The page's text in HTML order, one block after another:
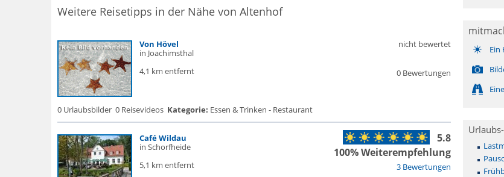
Weitere Reisetipps in der Nähe von Altenhof
Von Hövel
in Joachimsthal
4,1 km entfernt
0 Bewertungen
nicht bewertet
0 Urlaubsbilder 0 Reisevideos Kategorie: Essen & Trinken - Restaurant
Café Wildau
in Schorfheide
5,1 km entfernt
3 Bewertungen
5.8
100% Weiterempfehlung
Ein